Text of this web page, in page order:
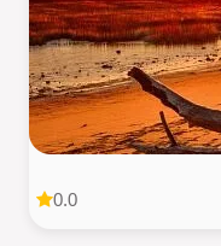
0.0